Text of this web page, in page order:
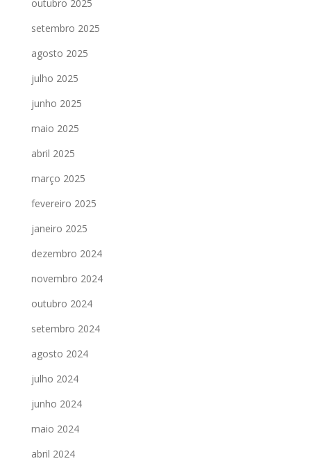
outubro 2025
setembro 2025
agosto 2025
julho 2025
junho 2025
maio 2025
abril 2025
março 2025
fevereiro 2025
janeiro 2025
dezembro 2024
novembro 2024
outubro 2024
setembro 2024
agosto 2024
julho 2024
junho 2024
maio 2024
abril 2024